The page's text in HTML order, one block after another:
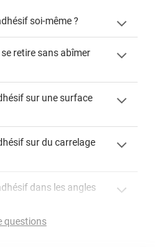
soi-même ?
revêtement adhésif ? »
retire sans abîmer
plus facilement le
sur une surface
sur du carrelage
dans les angles
questions